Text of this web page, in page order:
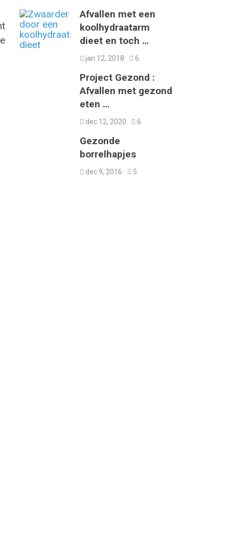
Afvallen met een
koolhydraatarm
dieet en toch …
jan 12, 2018 6
Project Gezond :
Afvallen met gezond
eten …
dec 12, 2020 6
Gezonde
borrelhapjes
dec 9, 2016 5